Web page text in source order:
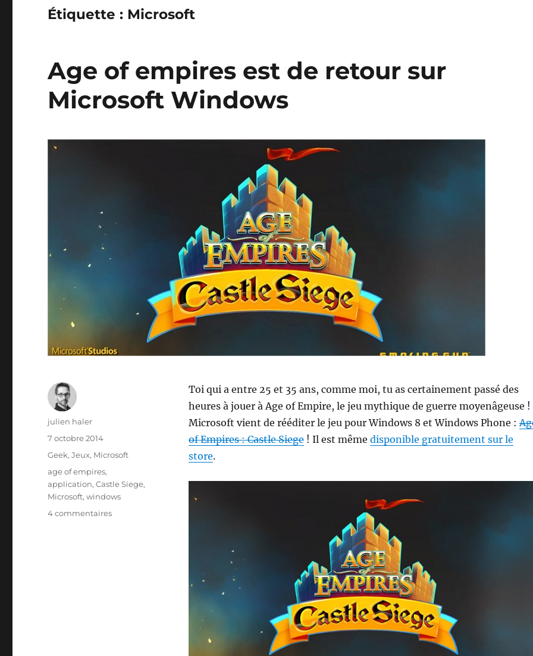
Étiquette : Microsoft
Age of empires est de retour sur
Microsoft Windows
Toi qui a entre 25 et 35 ans, comme moi, tu as certainement passé des
heures à jouer à Age of Empire, le jeu mythique de guerre moyenâgeuse !
Microsoft vient de rééditer le jeu pour Windows 8 et Windows Phone :
of Empires : Castle Siege! Il est même disponible gratuitement sur le
store.
Auteur
julien haler
Publié
7 octobre 2014
Catégories
Geek,Jeux, Microsoft
Étiquettes
age of empires,
application,Castle Siege,
Microsoft,windows
4 commentairessur